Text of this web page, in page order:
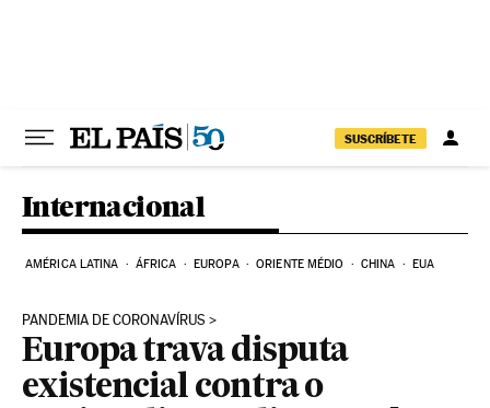
SUSCRÍBETE
Internacional
AMÉRICA LATINA ÁFRICA EUROPA ORIENTE MÉDIO CHINA EUA
PANDEMIA DE CORONAVÍRUS
Europa trava disputa
existencial contra o